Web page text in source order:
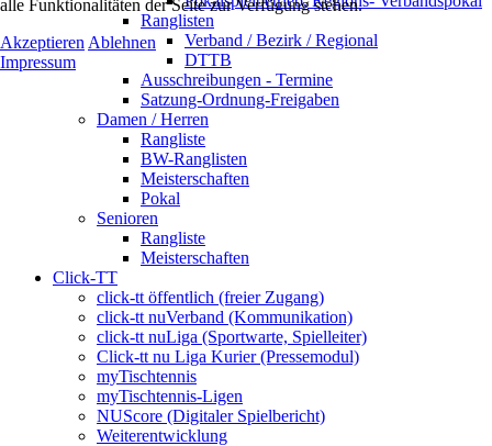
Ranglisten
Verband / Bezirk / Regional
DTTB
Ausschreibungen - Termine
Satzung-Ordnung-Freigaben
Damen / Herren
Rangliste
BW-Ranglisten
Meisterschaften
Pokal
Senioren
Rangliste
Meisterschaften
Click-TT
click-tt öffentlich (freier Zugang)
click-tt nuVerband (Kommunikation)
click-tt nuLiga (Sportwarte, Spielleiter)
Click-tt nu Liga Kurier (Pressemodul)
myTischtennis
myTischtennis-Ligen
NUScore (Digitaler Spielbericht)
Weiterentwicklung
alle Funktionalitäten der Seite zur Verfügung stehen.
Akzeptieren Ablehnen
Impressum